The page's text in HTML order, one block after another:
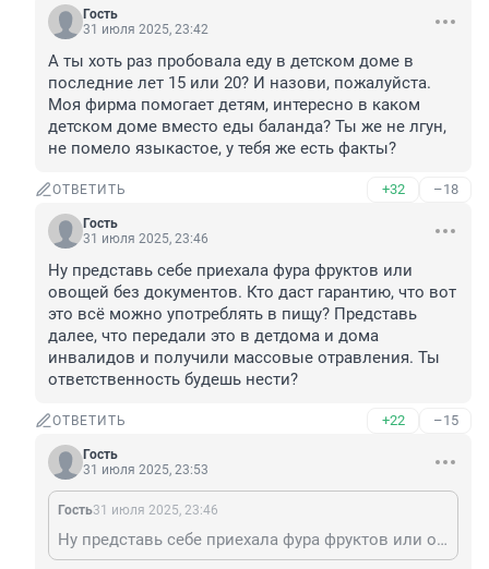
Гость
31 июля 2025, 23:42
А ты хоть раз пробовала еду в детском доме в
последние лет 15 или 20? И назови, пожалуйста.
Моя фирма помогает детям, интересно в каком
детском доме вместо еды баланда? Ты же не лгун,
не помело языкастое, у тебя же есть факты?
ОТВЕТИТЬ +32 –18
Гость
31 июля 2025, 23:46
Ну представь себе приехала фура фруктов или
овощей без документов. Кто даст гарантию, что вот
это всё можно употреблять в пищу? Представь
далее, что передали это в детдома и дома
инвалидов и получили массовые отравления. Ты
ответственность будешь нести?
ОТВЕТИТЬ +22 –15
Гость
31 июля 2025, 23:53
Гость31 июля 2025, 23:46
Ну представь себе приехала фура фруктов или овощей без документов. Кто даст гарантию, что вот это всё можно употреблять в пищу? Представь далее, что передали это в детдома и дома инвалидов и получили массовые отравления. Ты ответственность будешь нести?